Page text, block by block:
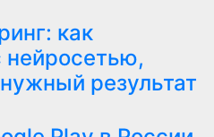
как
нейросетью,
результат